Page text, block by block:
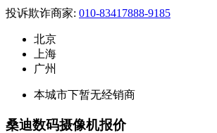
投诉欺诈商家: 010-83417888-9185
北京
上海
广州
本城市下暂无经销商
桑迪数码摄像机报价